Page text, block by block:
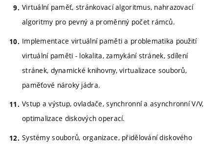
Virtuální paměť, stránkovací algoritmus, nahrazovací
algoritmy pro pevný a proměnný počet rámců.
Implementace virtuální paměti a problematika použití
virtuální paměti - lokalita, zamykání stránek, sdílení
stránek, dynamické knihovny, virtualizace souborů,
paměťové nároky jádra.
Vstup a výstup, ovladače, synchronní a asynchronní V/V,
optimalizace diskových operací.
Systémy souborů, organizace, přidělování diskového